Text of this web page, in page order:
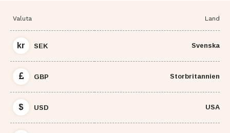
Valuta Land
kr SEK Svenska
GBP Storbritannien
$ USD USA